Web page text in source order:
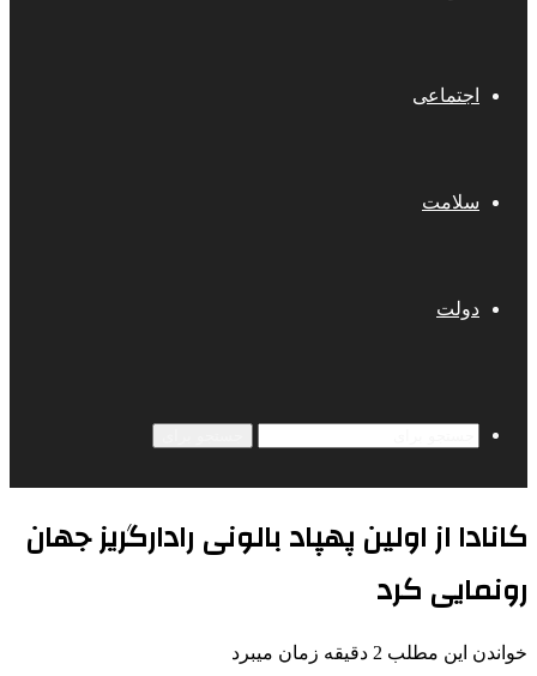
اجتماعی
سلامت
دولت
کانادا از اولین پهپاد بالونی رادارگریز جهان
رونمایی کرد
خواندن این مطلب 2 دقیقه زمان میبرد